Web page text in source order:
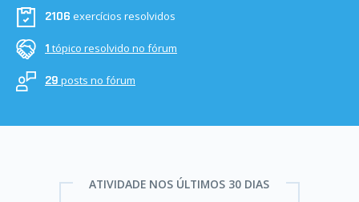
2106 exercícios resolvidos
1 tópico resolvido no fórum
29 posts no fórum
ATIVIDADE NOS ÚLTIMOS 30 DIAS